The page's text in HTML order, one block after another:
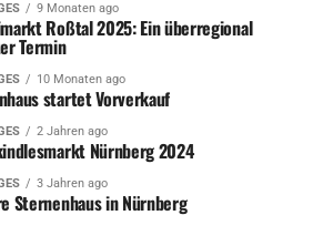
9 Monaten ago
Roßtal 2025: Ein überregional
Termin
10 Monaten ago
startet Vorverkauf
2 Jahren ago
Nürnberg 2024
3 Jahren ago
Sternenhaus in Nürnberg